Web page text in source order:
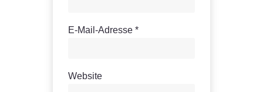
E-Mail-Adresse*
Website